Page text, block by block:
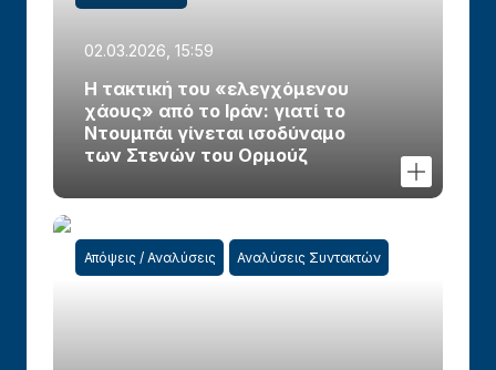
02.03.2026, 15:59
Η τακτική του «ελεγχόμενου
χάους» από το Ιράν: γιατί το
Ντουμπάι γίνεται ισοδύναμο
των Στενών του Ορμούζ
Απόψεις / Αναλύσεις Αναλύσεις Συντακτών